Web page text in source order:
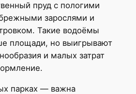
пруд с пологими
зарослями и
Такие водоёмы
площади, но выигрывают
и малых затрат
парках — важна